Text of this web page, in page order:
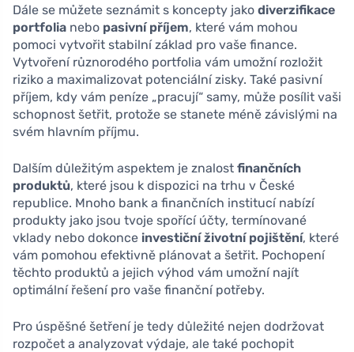
Dále se můžete seznámit s koncepty jako diverzifikace
portfolia nebo pasivní příjem, které vám mohou
pomoci vytvořit stabilní základ pro vaše finance.
Vytvoření různorodého portfolia vám umožní rozložit
riziko a maximalizovat potenciální zisky. Také pasivní
příjem, kdy vám peníze „pracují“ samy, může posílit vaši
schopnost šetřit, protože se stanete méně závislými na
svém hlavním příjmu.
Dalším důležitým aspektem je znalost finančních
produktů, které jsou k dispozici na trhu v České
republice. Mnoho bank a finančních institucí nabízí
produkty jako jsou tvoje spořící účty, termínované
vklady nebo dokonce investiční životní pojištění, které
vám pomohou efektivně plánovat a šetřit. Pochopení
těchto produktů a jejich výhod vám umožní najít
optimální řešení pro vaše finanční potřeby.
Pro úspěšné šetření je tedy důležité nejen dodržovat
rozpočet a analyzovat výdaje, ale také pochopit